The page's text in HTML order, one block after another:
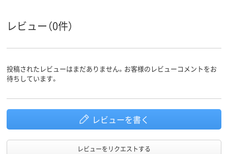
レビュー（0件）
投稿されたレビューはまだありません。お客様のレビューコメントをお
待ちしています。
レビューを書く
レビューをリクエストする